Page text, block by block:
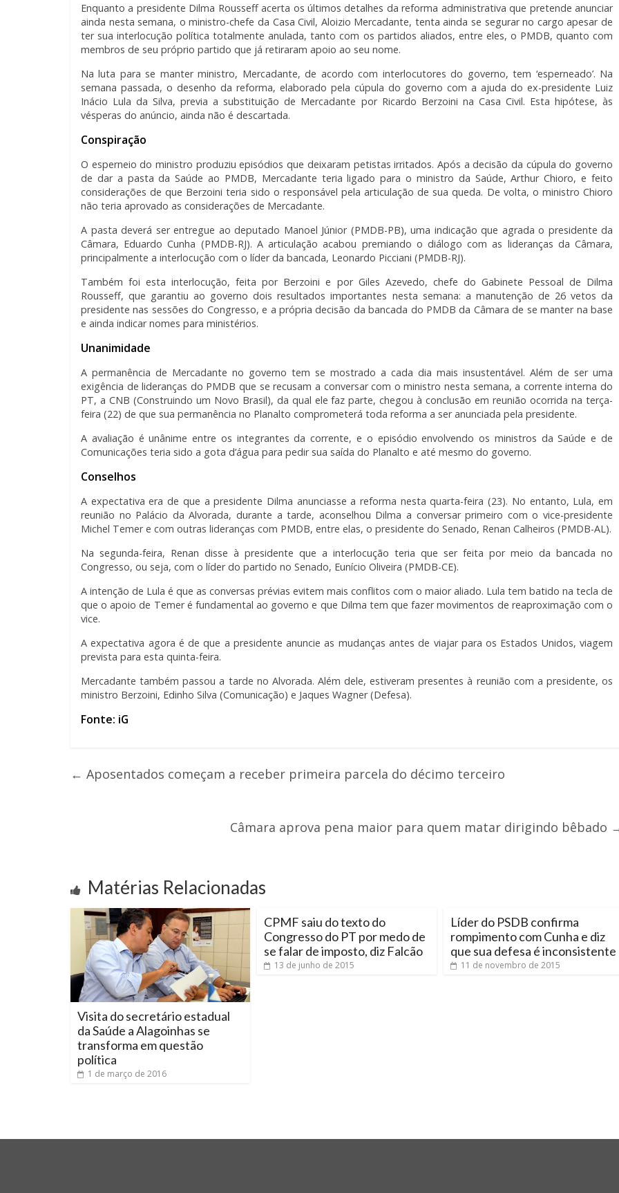
Enquanto a presidente Dilma Rousseff acerta os últimos detalhes da reforma administrativa que pretende anunciar
ainda nesta semana, o ministro-chefe da Casa Civil, Aloizio Mercadante, tenta ainda se segurar no cargo apesar de
ter sua interlocução política totalmente anulada, tanto com os partidos aliados, entre eles, o PMDB, quanto com
membros de seu próprio partido que já retiraram apoio ao seu nome.
Na luta para se manter ministro, Mercadante, de acordo com interlocutores do governo, tem ‘esperneado’. Na
semana passada, o desenho da reforma, elaborado pela cúpula do governo com a ajuda do ex-presidente Luiz
Inácio Lula da Silva, previa a substituição de Mercadante por Ricardo Berzoini na Casa Civil. Esta hipótese, às
vésperas do anúncio, ainda não é descartada.
Conspiração
O esperneio do ministro produziu episódios que deixaram petistas irritados. Após a decisão da cúpula do governo
de dar a pasta da Saúde ao PMDB, Mercadante teria ligado para o ministro da Saúde, Arthur Chioro, e feito
considerações de que Berzoini teria sido o responsável pela articulação de sua queda. De volta, o ministro Chioro
não teria aprovado as considerações de Mercadante.
A pasta deverá ser entregue ao deputado Manoel Júnior (PMDB-PB), uma indicação que agrada o presidente da
Câmara, Eduardo Cunha (PMDB-RJ). A articulação acabou premiando o diálogo com as lideranças da Câmara,
principalmente a interlocução com o líder da bancada, Leonardo Picciani (PMDB-RJ).
Também foi esta interlocução, feita por Berzoini e por Giles Azevedo, chefe do Gabinete Pessoal de Dilma
Rousseff, que garantiu ao governo dois resultados importantes nesta semana: a manutenção de 26 vetos da
presidente nas sessões do Congresso, e a própria decisão da bancada do PMDB da Câmara de se manter na base
e ainda indicar nomes para ministérios.
Unanimidade
A permanência de Mercadante no governo tem se mostrado a cada dia mais insustentável. Além de ser uma
exigência de lideranças do PMDB que se recusam a conversar com o ministro nesta semana, a corrente interna do
PT, a CNB (Construindo um Novo Brasil), da qual ele faz parte, chegou à conclusão em reunião ocorrida na terça-
feira (22) de que sua permanência no Planalto comprometerá toda reforma a ser anunciada pela presidente.
A avaliação é unânime entre os integrantes da corrente, e o episódio envolvendo os ministros da Saúde e de
Comunicações teria sido a gota d’água para pedir sua saída do Planalto e até mesmo do governo.
Conselhos
A expectativa era de que a presidente Dilma anunciasse a reforma nesta quarta-feira (23). No entanto, Lula, em
reunião no Palácio da Alvorada, durante a tarde, aconselhou Dilma a conversar primeiro com o vice-presidente
Michel Temer e com outras lideranças com PMDB, entre elas, o presidente do Senado, Renan Calheiros (PMDB-AL).
Na segunda-feira, Renan disse à presidente que a interlocução teria que ser feita por meio da bancada no
Congresso, ou seja, com o líder do partido no Senado, Eunício Oliveira (PMDB-CE).
A intenção de Lula é que as conversas prévias evitem mais conflitos com o maior aliado. Lula tem batido na tecla de
que o apoio de Temer é fundamental ao governo e que Dilma tem que fazer movimentos de reaproximação com o
vice.
A expectativa agora é de que a presidente anuncie as mudanças antes de viajar para os Estados Unidos, viagem
prevista para esta quinta-feira.
Mercadante também passou a tarde no Alvorada. Além dele, estiveram presentes à reunião com a presidente, os
ministro Berzoini, Edinho Silva (Comunicação) e Jaques Wagner (Defesa).
Fonte: iG
← Aposentados começam a receber primeira parcela do décimo terceiro
Câmara aprova pena maior para quem matar dirigindo bêbado
Matérias Relacionadas
Visita do secretário estadual
da Saúde a Alagoinhas se
transforma em questão
política
1 de março de 2016
CPMF saiu do texto do
Congresso do PT por medo de
se falar de imposto, diz Falcão
13 de junho de 2015
Líder do PSDB confirma
rompimento com Cunha e diz
que sua defesa é inconsistente
11 de novembro de 2015